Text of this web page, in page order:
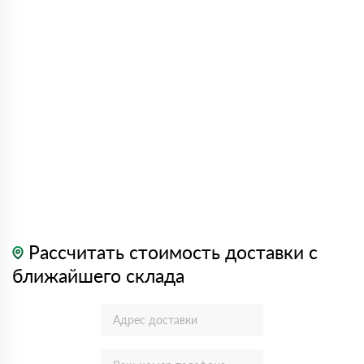
Рассчитать стоимость доставки с
ближайшего склада